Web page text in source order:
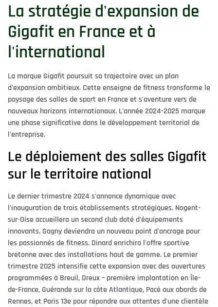
La stratégie d'expansion de
Gigafit en France et à
l'international
La marque Gigafit poursuit sa trajectoire avec un plan
d'expansion ambitieux. Cette enseigne de fitness transforme le
paysage des salles de sport en France et s'aventure vers de
nouveaux horizons internationaux. L'année 2024-2025 marque
une phase significative dans le développement territorial de
l'entreprise.
Le déploiement des salles Gigafit
sur le territoire national
Le dernier trimestre 2024 s'annonce dynamique avec
l'inauguration de trois établissements stratégiques. Nogent-
sur-Oise accueillera un second club doté d'équipements
innovants. Gagny deviendra un nouveau point d'ancrage pour
les passionnés de fitness. Dinard enrichira l'offre sportive
bretonne avec des installations haut de gamme. Le premier
trimestre 2025 intensifie cette expansion avec des ouvertures
programmées à Breuil, Dreux – première implantation en Île-
de-France, Guérande sur la côte Atlantique, Pacé aux abords de
Rennes, et Paris 13e pour répondre aux attentes d'une clientèle